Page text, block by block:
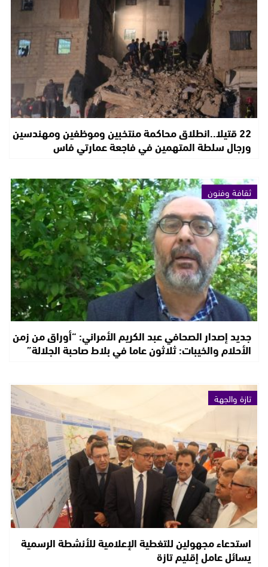
22 قتيلا..انطلاق محاكمة منتخبين وموظفين ومهندسين
ورجال سلطة المتهمين في فاجعة عمارتي فاس
ثقافة وفنون
جديد إصدار الصحافي عبد الكريم الأمراني: “أوراق من زمن
الأحلام والخيبات: ثلاثون عاما في بلاط صاحبة الجلالة”
تازة والجهة
استدعاء مجهولين للتغطية الإعلامية للأنشطة الرسمية
يسائل عامل إقليم تازة